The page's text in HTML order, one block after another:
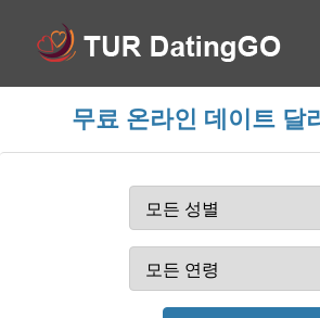
무료 온라인 데이트 달